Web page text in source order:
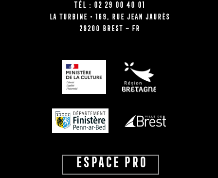
Tél : 02 29 00 40 01
La Turbine • 169, rue Jean Jaurès
29200 BREST – FR
ESPACE PRO